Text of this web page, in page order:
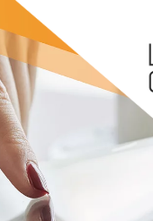
Skip to main content